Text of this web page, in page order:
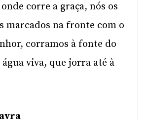
corre a graça, nós os
marcados na fronte com o
corramos à fonte do
viva, que jorra até à